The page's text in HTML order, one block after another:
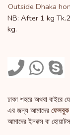
Outside Dhaka
NB: After 1 kg
kg.
ঢাকা শহরে অথবা বাইরে
এর জন্য আমাদের ফেসবুক
আমাদের ইনবক্স বা